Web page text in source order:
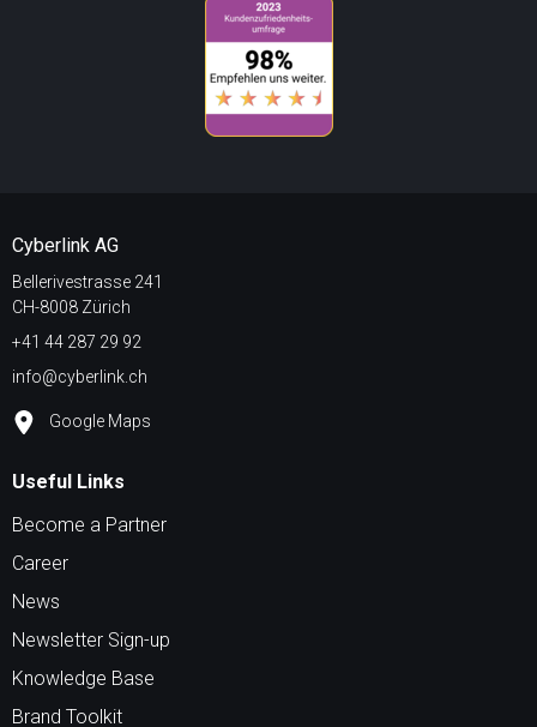
Cyberlink AG
Bellerivestrasse 241
CH-8008 Zürich
+41 44 287 29 92
info@cyberlink.ch
Google Maps
Useful Links
Become a Partner
Career
News
Newsletter Sign-up
Knowledge Base
Brand Toolkit